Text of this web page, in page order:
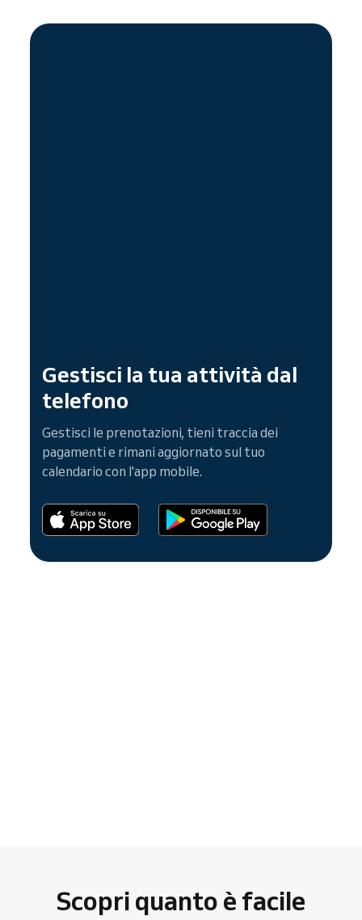
Gestisci la tua attività dal
telefono
Gestisci le prenotazioni, tieni traccia dei
pagamenti e rimani aggiornato sul tuo
calendario con l'app mobile.
Scopri quanto è facile